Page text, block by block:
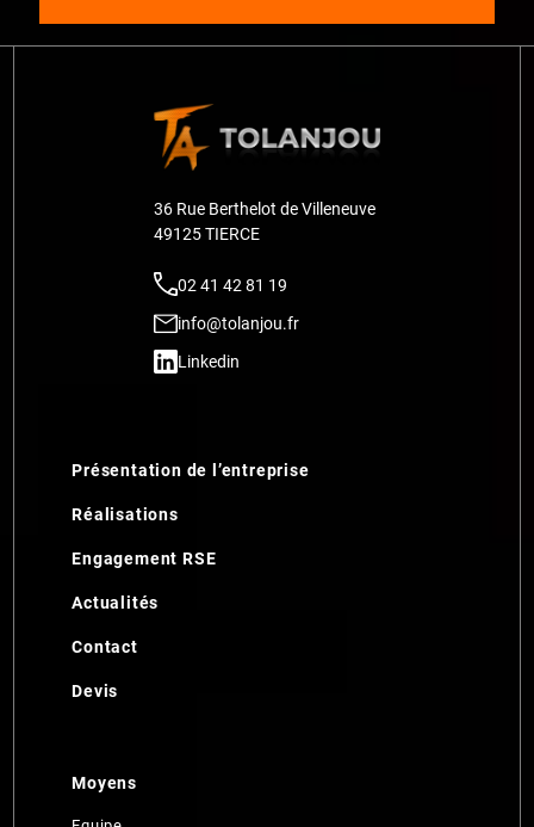
36 Rue Berthelot de Villeneuve
49125 TIERCE
02 41 42 81 19
info@tolanjou.fr
Linkedin
Présentation de l’entreprise
Réalisations
Engagement RSE
Actualités
Contact
Devis
Moyens